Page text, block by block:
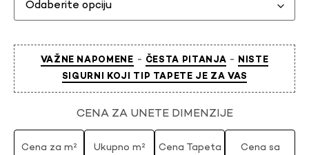
VAŽNE NAPOMENE - ČESTA PITANJA - NISTE
SIGURNI KOJI TIP TAPETE JE ZA VAS
CENA ZA UNETE DIMENZIJE
Cena za m² Ukupno m² Cena Tapeta
Cena sa